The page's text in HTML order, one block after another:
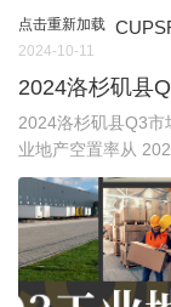
点击重新加载
2024-10-11
2024洛杉矶县
2024洛杉矶县Q3
业地产空置率从